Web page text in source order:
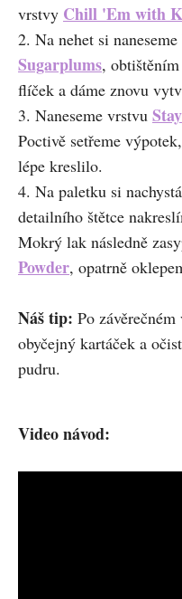
vrstvy Chill 'Em with
2. Na nehet si
Sugarplums,
flíček a dáme znovu
3. Naneseme vrstvu
Poctivě setřeme
lépe kreslilo.
4. Na paletku si
detailního štětce
Mokrý lak následně
Powder, opatrně
Náš tip: Po
obyčejný kartáček a
pudru.
Video návod: